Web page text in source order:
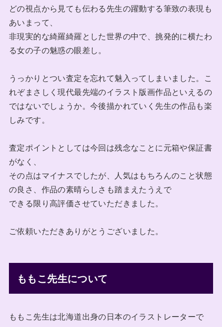
どの視点から見ても伝わる先生の躍動する筆致の表現も
あいまって、
非現実的な綺羅綺羅とした世界の中で、挑発的に横たわ
る女の子の魅惑の眼差し。
うっかりとつい査定を忘れて魅入ってしまいました。こ
れぞまさしく現代最先端のイラスト版画作品といえるの
ではないでしょうか。今後描かれていく先生の作品も楽
しみです。
査定ポイントとしては今回は残念なことに元箱や保証書
がなく、
その点はマイナスでしたが、人気はもちろんのこと状態
の良さ、作品の素晴らしさも踏まえたうえで
できる限り高評価させていただきました。
ご依頼いただきありがとうございました。
ももこ先生について
ももこ先生は北海道出身の日本のイラストレーターで